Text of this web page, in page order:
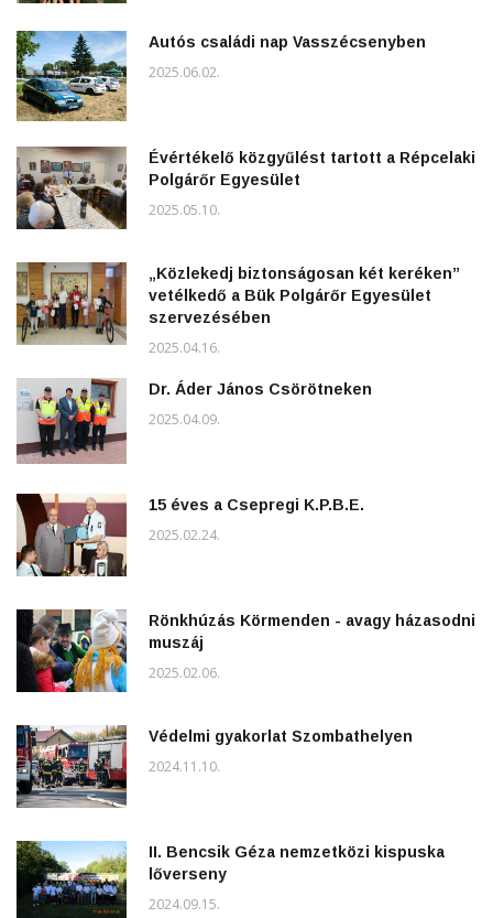
Autós családi nap Vasszécsenyben
2025.06.02.
Évértékelő közgyűlést tartott a Répcelaki
Polgárőr Egyesület
2025.05.10.
„Közlekedj biztonságosan két keréken”
vetélkedő a Bük Polgárőr Egyesület
szervezésében
2025.04.16.
Dr. Áder János Csörötneken
2025.04.09.
15 éves a Csepregi K.P.B.E.
2025.02.24.
Rönkhúzás Körmenden - avagy házasodni
muszáj
2025.02.06.
Védelmi gyakorlat Szombathelyen
2024.11.10.
II. Bencsik Géza nemzetközi kispuska
lőverseny
2024.09.15.